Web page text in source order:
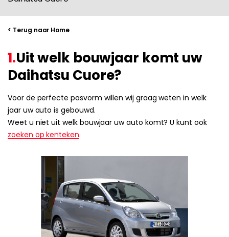
< Terug naar Home
1.Uit welk bouwjaar komt uw
Daihatsu Cuore?
Voor de perfecte pasvorm willen wij graag weten in welk
jaar uw auto is gebouwd.
Weet u niet uit welk bouwjaar uw auto komt? U kunt ook
zoeken op kenteken.